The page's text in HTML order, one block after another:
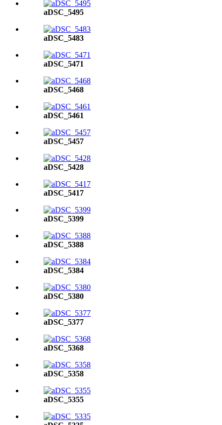
aDSC_5495
aDSC_5483
aDSC_5471
aDSC_5468
aDSC_5461
aDSC_5457
aDSC_5428
aDSC_5417
aDSC_5399
aDSC_5388
aDSC_5384
aDSC_5380
aDSC_5377
aDSC_5368
aDSC_5358
aDSC_5355